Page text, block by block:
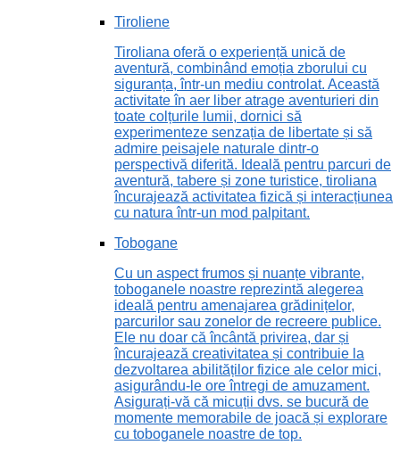
Tiroliene
Tiroliana oferă o experiență unică de
aventură, combinând emoția zborului cu
siguranța, într-un mediu controlat. Această
activitate în aer liber atrage aventurieri din
toate colțurile lumii, dornici să
experimenteze senzația de libertate și să
admire peisajele naturale dintr-o
perspectivă diferită. Ideală pentru parcuri de
aventură, tabere și zone turistice, tiroliana
încurajează activitatea fizică și interacțiunea
cu natura într-un mod palpitant.
Tobogane
Cu un aspect frumos și nuanțe vibrante,
toboganele noastre reprezintă alegerea
ideală pentru amenajarea grădinițelor,
parcurilor sau zonelor de recreere publice.
Ele nu doar că încântă privirea, dar și
încurajează creativitatea și contribuie la
dezvoltarea abilităților fizice ale celor mici,
asigurându-le ore întregi de amuzament.
Asigurați-vă că micuții dvs. se bucură de
momente memorabile de joacă și explorare
cu toboganele noastre de top.